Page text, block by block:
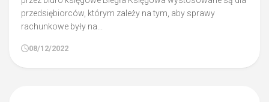
przedsiębiorców, którym zależy na tym, aby sprawy
rachunkowe były na...
08/12/2022